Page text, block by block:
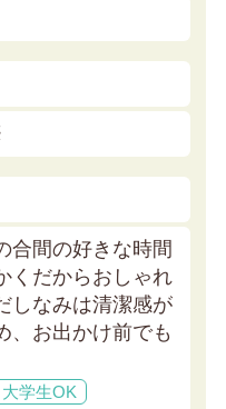
合間の好きな時間
くだからおしゃれ
しなみは清潔感が
、お出かけ前でも
大学生OK